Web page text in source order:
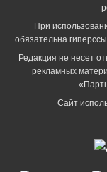
При
обязательна
Редакция не несет
рекламных
Сайт